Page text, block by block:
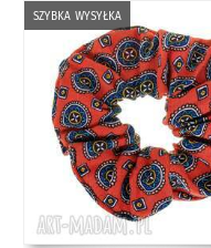
szybka wysyłka